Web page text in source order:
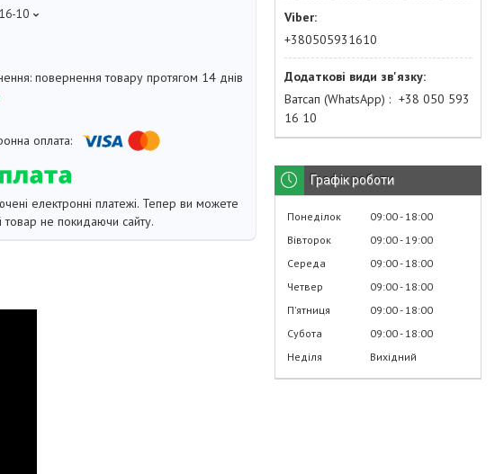
10
повернення товару протягом 14 днів
електронні платежі. Тепер ви можете
товар не покидаючи сайту.
+380505931610
Ватсап (WhatsApp)
+38 050 593
16 10
Графік роботи
Понеділок 09:00 18:00
Вівторок
09:00 19:00
Середа
09:00 18:00
Четвер
09:00 18:00
Пʼятниця
09:00 18:00
Субота
09:00 18:00
Неділя
Вихідний